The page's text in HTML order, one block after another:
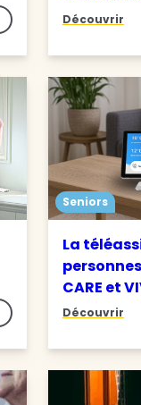
Découvrir
Seniors
La
CARE et
Découvrir